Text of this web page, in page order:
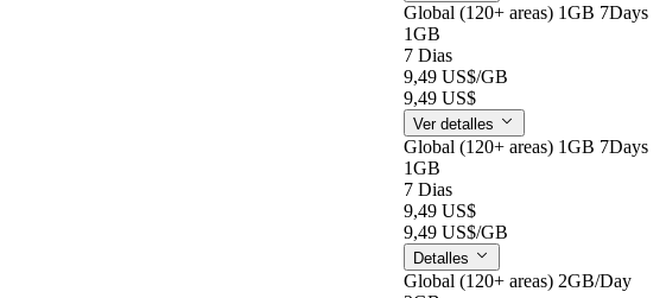
Global (120+ areas) 1GB 7Days
1GB
7 Dias
9,49 US$/GB
9,49 US$
Ver detalles
Global (120+ areas) 1GB 7Days
1GB
7 Dias
9,49 US$
9,49 US$/GB
Detalles
Global (120+ areas) 2GB/Day